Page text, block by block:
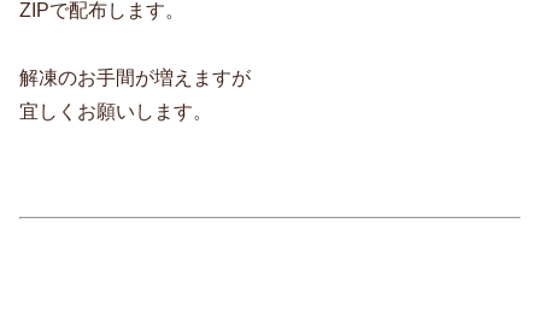
ZIPで配布します。
解凍のお手間が増えますが
宜しくお願いします。